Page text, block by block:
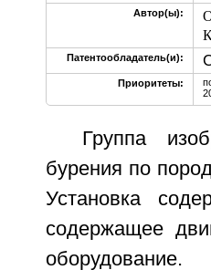
Автор(ы):
Патентообладатель(и):
Приоритеты:
Группа
бурения по
Установка
содержащее